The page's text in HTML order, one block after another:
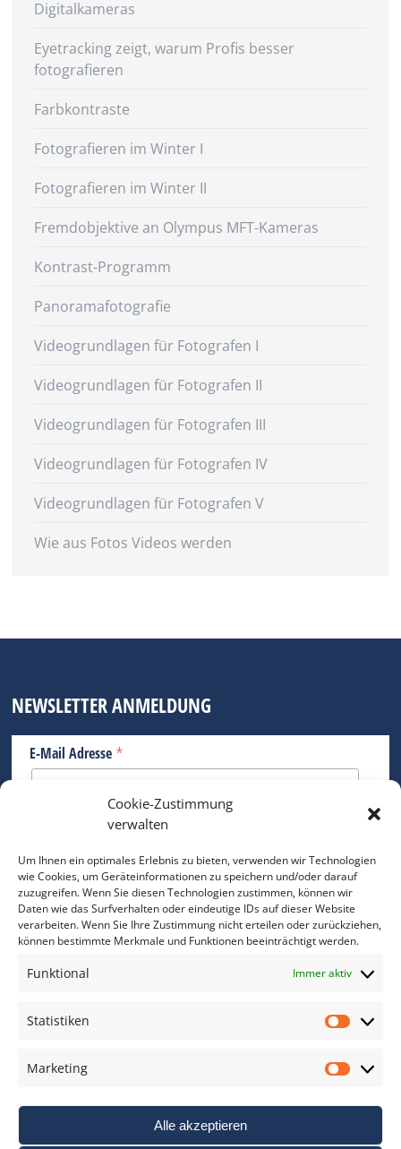
Cookie-Zustimmung
verwalten
Um Ihnen ein optimales Erlebnis zu bieten, verwenden wir Technologien
wie Cookies, um Geräteinformationen zu speichern und/oder darauf
zuzugreifen. Wenn Sie diesen Technologien zustimmen, können wir
Daten wie das Surfverhalten oder eindeutige IDs auf dieser Website
verarbeiten. Wenn Sie Ihre Zustimmung nicht erteilen oder zurückziehen,
können bestimmte Merkmale und Funktionen beeinträchtigt werden.
Funktional Immer aktiv
Statistiken
Marketing
Alle akzeptieren
Digitalkameras
Eyetracking zeigt, warum Profis besser
fotografieren
Farbkontraste
Fotografieren im Winter I
Fotografieren im Winter II
Fremdobjektive an Olympus MFT-Kameras
Kontrast-Programm
Panoramafotografie
Videogrundlagen für Fotografen I
Videogrundlagen für Fotografen II
Videogrundlagen für Fotografen III
Videogrundlagen für Fotografen IV
Videogrundlagen für Fotografen V
Wie aus Fotos Videos werden
NEWSLETTER ANMELDUNG
E-Mail Adresse *
Bitte geben Sie Ihre E-Mail Adresse ein.
*